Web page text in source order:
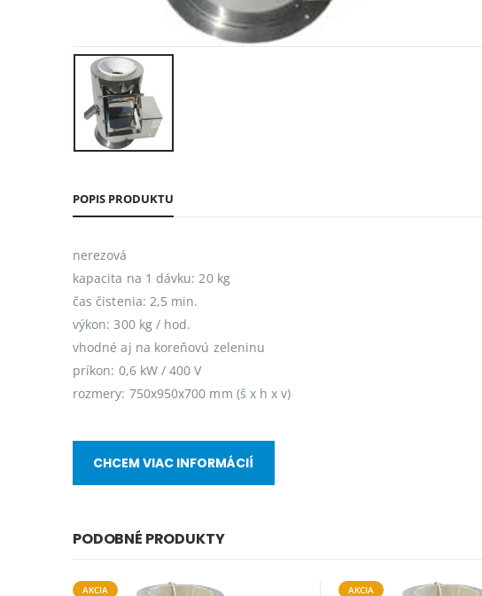
POPIS PRODUKTU
nerezová
kapacita na 1 dávku: 20 kg
čas čistenia: 2,5 min.
výkon: 300 kg / hod.
vhodné aj na koreňovú zeleninu
príkon: 0,6 kW / 400 V
rozmery: 750x950x700 mm (š x h x v)
CHCEM VIAC INFORMÁCIÍ
PODOBNÉ PRODUKTY
AKCIA
AKCIA